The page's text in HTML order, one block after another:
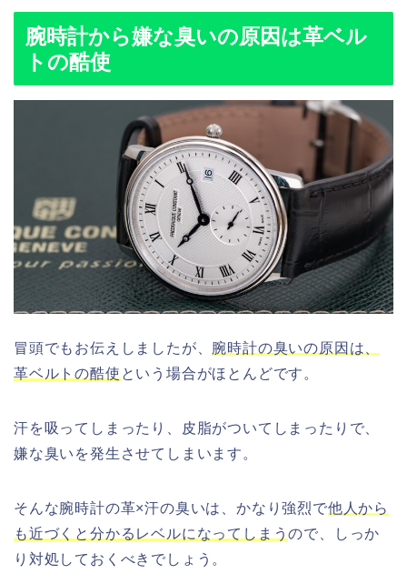
腕時計から嫌な臭いの原因は革ベル
トの酷使
冒頭でもお伝えしましたが、 腕時計の臭いの原因は、
革ベルトの酷使 という場合がほとんどです。
汗を吸ってしまったり、皮脂がついてしまったりで、
嫌な臭いを発生させてしまいます。
そんな腕時計の革×汗の臭いは、かなり強烈で他人から
も近づくと分かるレベルになってしまうので、しっか
り対処しておくべきでしょう。